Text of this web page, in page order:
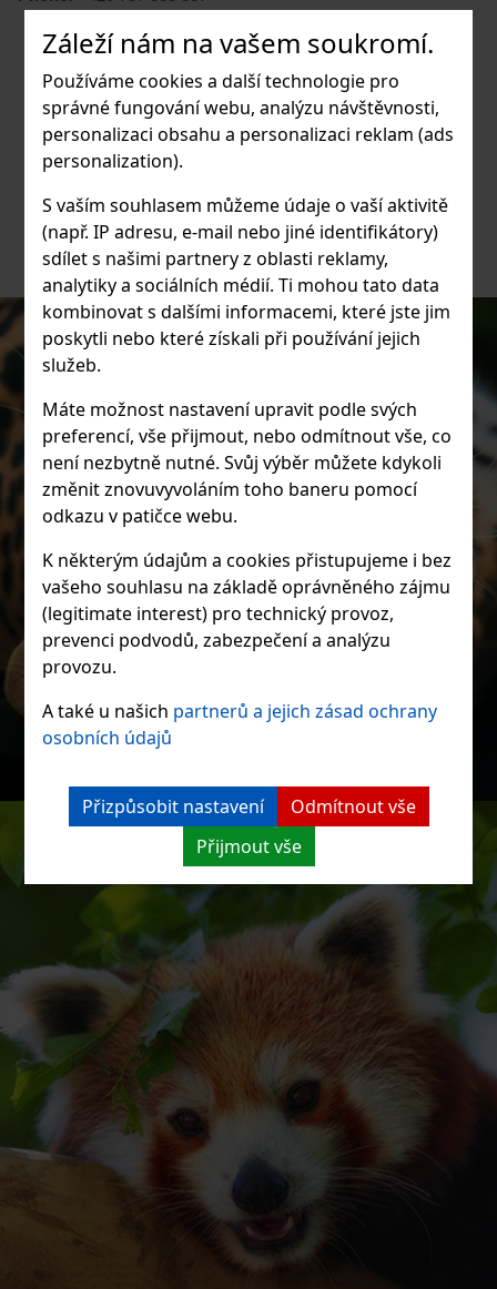
Záleží nám na vašem soukromí.
Používáme cookies a další technologie pro
správné fungování webu, analýzu návštěvnosti,
personalizaci obsahu a personalizaci reklam (ads
personalization).
S vaším souhlasem můžeme údaje o vaší aktivitě
(např. IP adresu, e-mail nebo jiné identifikátory)
sdílet s našimi partnery z oblasti reklamy,
analytiky a sociálních médií. Ti mohou tato data
kombinovat s dalšími informacemi, které jste jim
poskytli nebo které získali při používání jejich
služeb.
Máte možnost nastavení upravit podle svých
preferencí, vše přijmout, nebo odmítnout vše, co
není nezbytně nutné. Svůj výběr můžete kdykoli
změnit znovuvyvoláním toho baneru pomocí
odkazu v patičce webu.
K některým údajům a cookies přistupujeme i bez
vašeho souhlasu na základě oprávněného zájmu
(legitimate interest) pro technický provoz,
prevenci podvodů, zabezpečení a analýzu
provozu.
A také u našich partnerů a jejich zásad ochrany
osobních údajů
Přizpůsobit nastavení
Odmítnout vše
Přijmout vše